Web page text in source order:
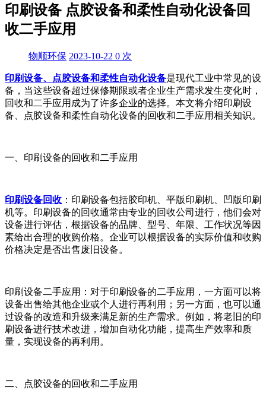
印刷设备 点胶设备和柔性自动化设备回
收二手应用
物顺环保 2023-10-22 0 次
印刷设备、点胶设备和柔性自动化设备是现代工业中常见的设
备，当这些设备超过保修期限或者企业生产需求发生变化时，
回收和二手应用成为了许多企业的选择。本文将介绍印刷设
备、点胶设备和柔性自动化设备的回收和二手应用相关知识。
一、印刷设备的回收和二手应用
印刷设备回收 ：印刷设备包括胶印机、平版印刷机、凹版印刷
机等。印刷设备的回收通常由专业的回收公司进行，他们会对
设备进行评估，根据设备的品牌、型号、年限、工作状况等因
素给出合理的收购价格。企业可以根据设备的实际价值和收购
价格决定是否出售废旧设备。
印刷设备二手应用：对于印刷设备的二手应用，一方面可以将
设备出售给其他企业或个人进行再利用；另一方面，也可以通
过设备的改造和升级来满足新的生产需求。例如，将老旧的印
刷设备进行技术改进，增加自动化功能，提高生产效率和质
量，实现设备的再利用。
二、点胶设备的回收和二手应用